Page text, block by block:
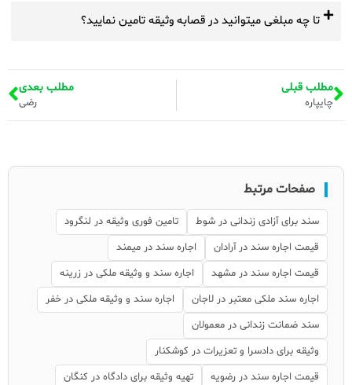
تا چه مبلغی میتوانید در قصابه وثیقه تامین نمایید؟
مطلب قبلی
چایپاره
مطلب بعدی
رضی
صفحات مرتبط
سند برای آزادی زندانی در شوط
تامین فوری وثیقه در لنگرود
قیمت اجاره سند در آرادان
اجاره سند در میمند
قیمت اجاره سند در مشهد
اجاره سند و وثیقه ملکی در زرینه
اجاره سند ملکی معتبر در لاجان
اجاره سند و وثیقه ملکی در خفر
سند ضمانت زندانی در معمولان
وثیقه برای دادسرا و تعزیرات در کوشکنار
قیمت اجاره سند در رضویه
تهیه وثیقه برای دادگاه در کنگان